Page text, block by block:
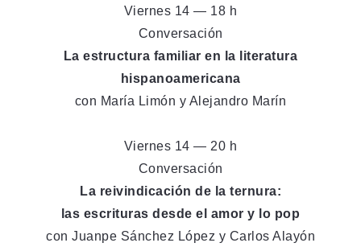
Viernes 14 — 18 h
Conversación
La estructura familiar en la literatura
hispanoamericana
con María Limón y Alejandro Marín
Viernes 14 — 20 h
Conversación
La reivindicación de la ternura:
las escrituras desde el amor y lo pop
con Juanpe Sánchez López y Carlos Alayón